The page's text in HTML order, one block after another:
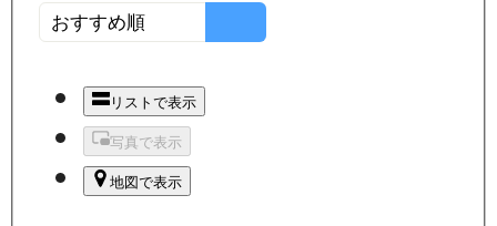
リストで表示
写真で表示
地図で表示